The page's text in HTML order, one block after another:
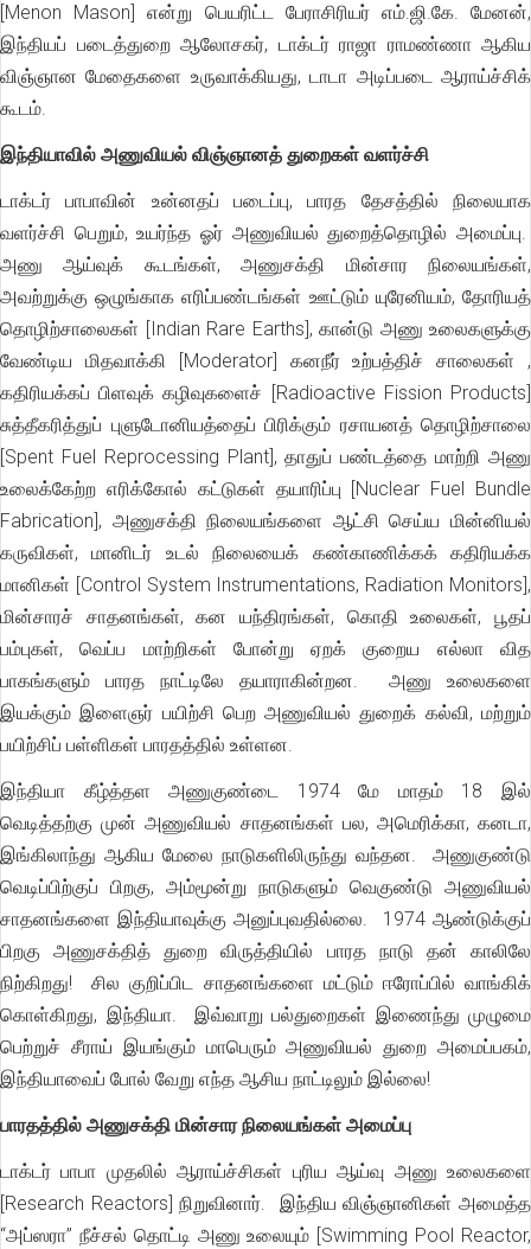
[Menon Mason] என்று பெயரிட்ட பேராசிரியர் எம்.ஜி.கே. மேனன்,
இந்தியப் படைத்துறை ஆலோசகர், டாக்டர் ராஜா ராமண்ணா ஆகிய
விஞ்ஞான மேதைகளை உருவாக்கியது, டாடா அடிப்படை ஆராய்ச்சிக்
கூடம்.
இந்தியாவில் அணுவியல் விஞ்ஞானத் துறைகள் வளர்ச்சி
டாக்டர் பாபாவின் உன்னதப் படைப்பு, பாரத தேசத்தில் நிலையாக
வளர்ச்சி பெறும், உயர்ந்த ஓர் அணுவியல் துறைத்தொழில் அமைப்பு.
அணு ஆய்வுக் கூடங்கள், அணுசக்தி மின்சார நிலையங்கள்,
அவற்றுக்கு ஒழுங்காக எரிப்பண்டங்கள் ஊட்டும் யுரேனியம், தோரியத்
தொழிற்சாலைகள் [Indian Rare Earths], கான்டு அணு உலைகளுக்கு
வேண்டிய மிதவாக்கி [Moderator] கனநீர் உற்பத்திச் சாலைகள் ,
கதிரியக்கப் பிளவுக் கழிவுகளைச் [Radioactive Fission Products]
சுத்தீகரித்துப் புளுடோனியத்தைப் பிரிக்கும் ரசாயனத் தொழிற்சாலை
[Spent Fuel Reprocessing Plant], தாதுப் பண்டத்தை மாற்றி அணு
உலைக்கேற்ற எரிக்கோல் கட்டுகள் தயாரிப்பு [Nuclear Fuel Bundle
Fabrication], அணுசக்தி நிலையங்களை ஆட்சி செய்ய மின்னியல்
கருவிகள், மானிடர் உடல் நிலையைக் கண்காணிக்கக் கதிரியக்க
மானிகள் [Control System Instrumentations, Radiation Monitors],
மின்சாரச் சாதனங்கள், கன யந்திரங்கள், கொதி உலைகள், பூதப்
பம்புகள், வெப்ப மாற்றிகள் போன்று ஏறக் குறைய எல்லா வித
பாகங்களும் பாரத நாட்டிலே தயாராகின்றன. அணு உலைகளை
இயக்கும் இளைஞர் பயிற்சி பெற அணுவியல் துறைக் கல்வி, மற்றும்
பயிற்சிப் பள்ளிகள் பாரதத்தில் உள்ளன.
இந்தியா கீழ்த்தள அணுகுண்டை 1974 மே மாதம் 18 இல்
வெடித்தற்கு முன் அணுவியல் சாதனங்கள் பல, அமெரிக்கா, கனடா,
இங்கிலாந்து ஆகிய மேலை நாடுகளிலிருந்து வந்தன. அணுகுண்டு
வெடிப்பிற்குப் பிறகு, அம்மூன்று நாடுகளும் வெகுண்டு அணுவியல்
சாதனங்களை இந்தியாவுக்கு அனுப்புவதில்லை. 1974 ஆண்டுக்குப்
பிறகு அணுசக்தித் துறை விருத்தியில் பாரத நாடு தன் காலிலே
நிற்கிறது! சில குறிப்பிட சாதனங்களை மட்டும் ஈரோப்பில் வாங்கிக்
கொள்கிறது, இந்தியா. இவ்வாறு பல்துறைகள் இணைந்து முழுமை
பெற்றுச் சீராய் இயங்கும் மாபெரும் அணுவியல் துறை அமைப்பகம்,
இந்தியாவைப் போல் வேறு எந்த ஆசிய நாட்டிலும் இல்லை!
பாரதத்தில் அணுசக்தி மின்சார நிலையங்கள் அமைப்பு
டாக்டர் பாபா முதலில் ஆராய்ச்சிகள் புரிய ஆய்வு அணு உலைகளை
[Research Reactors] நிறுவினார். இந்திய விஞ்ஞானிகள் அமைத்த
“அப்ஸரா” நீச்சல் தொட்டி அணு உலையும் [Swimming Pool Reactor,